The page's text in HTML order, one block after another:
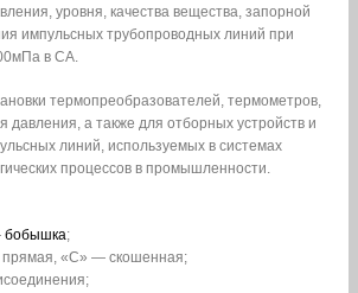
уровня, качества вещества, запорной
импульсных трубопроводных линий при
в СА.
термопреобразователей, термометров,
давления, а также для отборных устройств и
линий, используемых в системах
процессов в промышленности.
бобышка;
«С» — скошенная;